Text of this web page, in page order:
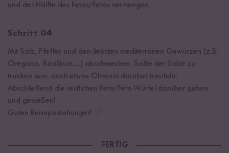
und der Hälfte des Fetos/Fetas vermengen.
Schritt 04
Mit Salz, Pfeffer und den liebsten mediterranen Gewürzen (z.B.
Oregano, Basilikum,...) abschmecken. Sollte der Salat zu
trocken sein, noch etwas Olivenöl darüber träufeln.
Abschließend die restlichen Feta/Feto-Würfel darüber geben
und genießen!
Guten Reisnpastahunger! ♡
FERTIG